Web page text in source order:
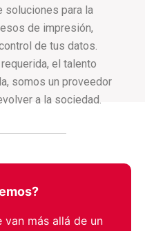
soluciones para la
de impresión,
de tus datos.
el talento
somos un proveedor
a la sociedad.
van más allá de un